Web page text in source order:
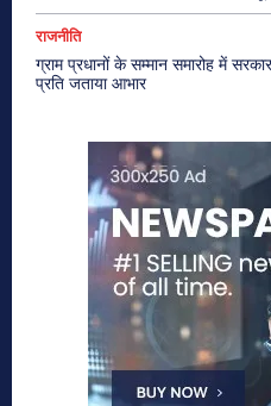
राजनीति
ग्राम प्रधानों के सम्मान समारोह में
प्रति जताया आभार